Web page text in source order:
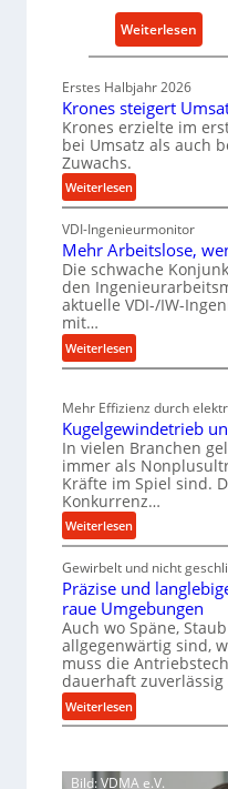
t
t
e
s
t
a
h
ö
h
n
d
i
f
o
r
a
c
e
b
e
D
r
ü
c
k
p
r
Weiterlesen:
M
e
r
l
e
r
s
u
n
g
e
n
s
p
a
n
n
t
s
c
i
Erstes Halbjahr 2026
Krones steigert
Krones erzielte im
bei Umsatz als auch
Zuwachs.
Weiterlesen:
K
r
o
n
e
s
s
t
g
e
r
U
m
s
a
t
z
u
n
d
A
u
r
VDI-Ingenieurmonitor
Mehr Arbeitslose,
Die schwache
den
aktuelle VDI-/IW-
mit…
Weiterlesen:
M
h
r
A
r
b
e
i
l
o
s
e
,
w
e
i
Mehr Effizienz durch
Kugelgewindetrieb
In vielen Branchen
immer als
Kräfte im Spiel sind.
Konkurrenz…
Weiterlesen:
K
u
g
e
l
g
e
w
i
e
Gewirbelt und nicht
Präzise und
raue Umgebungen
Auch wo Späne,
allgegenwärtig sind,
muss die
dauerhaft
Weiterlesen:
P
ä
Bild: VDMA e.V.